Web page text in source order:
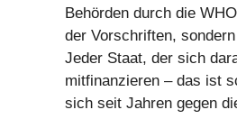
Behörden durch die
der Vorschriften,
Jeder Staat, der sich
mitfinanzieren – das ist
sich seit Jahren gegen